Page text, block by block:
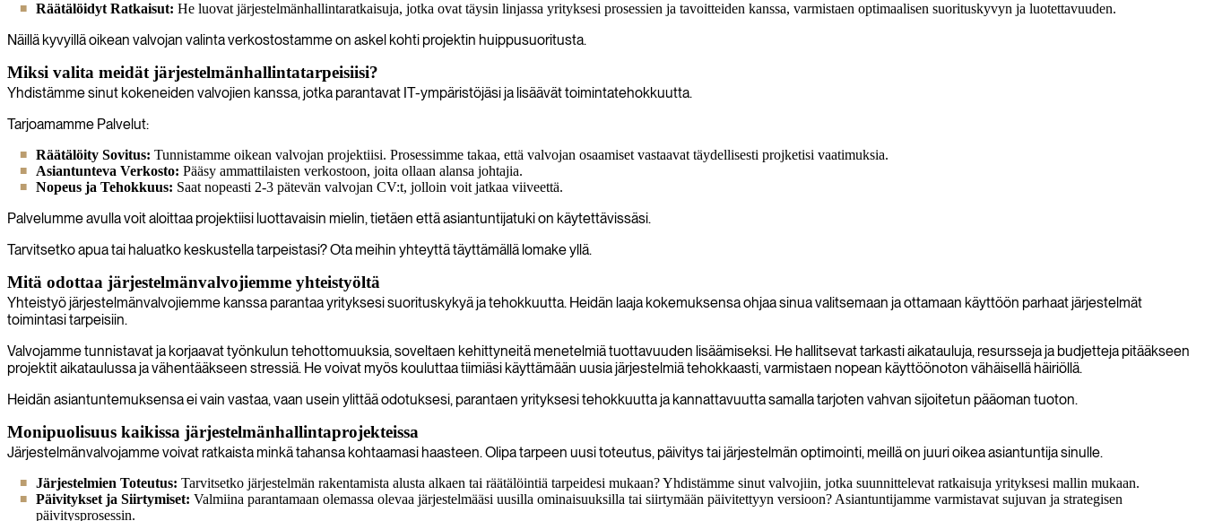
Räätälöidyt Ratkaisut: He luovat järjestelmänhallintaratkaisuja, jotka ovat täysin linjassa yrityksesi prosessien ja tavoitteiden kanssa, varmistaen optimaalisen suorituskyvyn ja luotettavuuden.
Näillä kyvyillä oikean valvojan valinta verkostostamme on askel kohti projektin huippusuoritusta.
Miksi valita meidät järjestelmänhallintatarpeisiisi?
Yhdistämme sinut kokeneiden valvojien kanssa, jotka parantavat IT-ympäristöjäsi ja lisäävät toimintatehokkuutta.
Tarjoamamme Palvelut:
Räätälöity Sovitus: Tunnistamme oikean valvojan projektiisi. Prosessimme takaa, että valvojan osaamiset vastaavat täydellisesti projketisi vaatimuksia.
Asiantunteva Verkosto: Pääsy ammattilaisten verkostoon, joita ollaan alansa johtajia.
Nopeus ja Tehokkuus: Saat nopeasti 2-3 pätevän valvojan CV:t, jolloin voit jatkaa viiveettä.
Palvelumme avulla voit aloittaa projektiisi luottavaisin mielin, tietäen että asiantuntijatuki on käytettävissäsi.
Tarvitsetko apua tai haluatko keskustella tarpeistasi? Ota meihin yhteyttä täyttämällä lomake yllä.
Mitä odottaa järjestelmänvalvojiemme yhteistyöltä
Yhteistyö järjestelmänvalvojiemme kanssa parantaa yrityksesi suorituskykyä ja tehokkuutta. Heidän laaja kokemuksensa ohjaa sinua valitsemaan ja ottamaan käyttöön parhaat järjestelmät
toimintasi tarpeisiin.
Valvojamme tunnistavat ja korjaavat työnkulun tehottomuuksia, soveltaen kehittyneitä menetelmiä tuottavuuden lisäämiseksi. He hallitsevat tarkasti aikatauluja, resursseja ja budjetteja pitääkseen
projektit aikataulussa ja vähentääkseen stressiä. He voivat myös kouluttaa tiimiäsi käyttämään uusia järjestelmiä tehokkaasti, varmistaen nopean käyttöönoton vähäisellä häiriöllä.
Heidän asiantuntemuksensa ei vain vastaa, vaan usein ylittää odotuksesi, parantaen yrityksesi tehokkuutta ja kannattavuutta samalla tarjoten vahvan sijoitetun pääoman tuoton.
Monipuolisuus kaikissa järjestelmänhallintaprojekteissa
Järjestelmänvalvojamme voivat ratkaista minkä tahansa kohtaamasi haasteen. Olipa tarpeen uusi toteutus, päivitys tai järjestelmän optimointi, meillä on juuri oikea asiantuntija sinulle.
Järjestelmien Toteutus: Tarvitsetko järjestelmän rakentamista alusta alkaen tai räätälöintiä tarpeidesi mukaan? Yhdistämme sinut valvojiin, jotka suunnittelevat ratkaisuja yrityksesi mallin mukaan.
Päivitykset ja Siirtymiset: Valmiina parantamaan olemassa olevaa järjestelmääsi uusilla ominaisuuksilla tai siirtymään päivitettyyn versioon? Asiantuntijamme varmistavat sujuvan ja strategisen
päivitysprosessin.